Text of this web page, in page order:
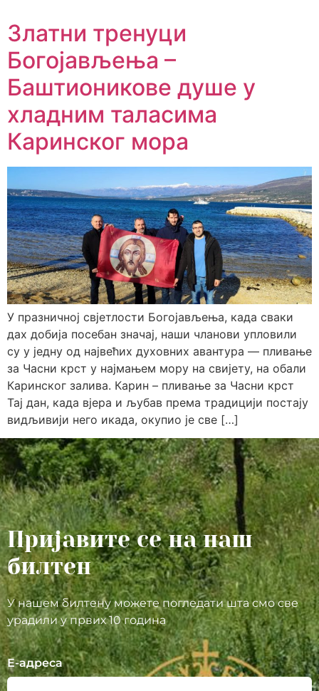
Златни тренуци
Богојављења –
Баштионикове душе у
хладним таласима
Каринског мора
У празничној свјетлости Богојављења, када сваки
дах добија посебан значај, наши чланови упловили
су у једну од највећих духовних авантура — пливање
за Часни крст у најмањем мору на свијету, на обали
Каринског залива. Карин – пливање за Часни крст
Тај дан, када вјера и љубав према традицији постају
видљивији него икада, окупио је све […]
Пријавите се на наш
билтен
У нашем билтену можете погледати шта смо све
урадили у првих 10 година
Е-адреса